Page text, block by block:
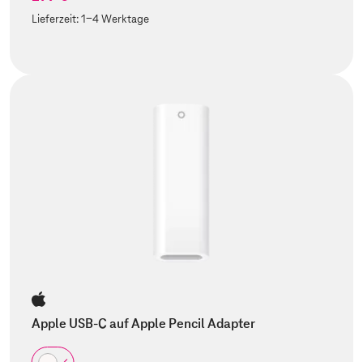
Lieferzeit:1-4 Werktage
Apple USB-C auf Apple Pencil Adapter